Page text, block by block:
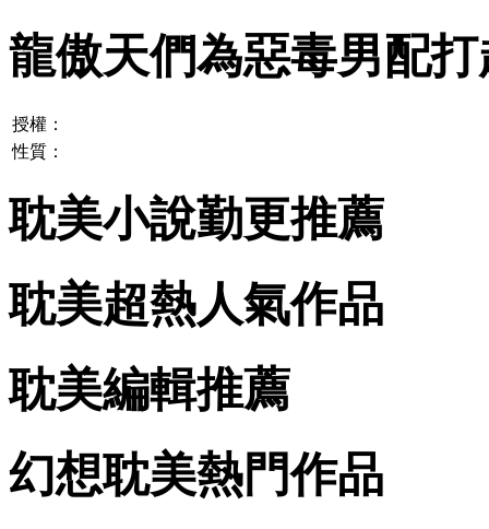
龍傲天們為惡毒男配
授權：
性質：
耽美小說勤更推薦
耽美超熱人氣作品
耽美編輯推薦
幻想耽美熱門作品